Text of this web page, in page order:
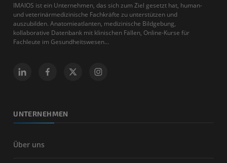
IMAIOS ist ein Unternehmen, das sich zum Ziel gesetzt hat, human-
und veterinärmedizinische Fachkräfte zu unterstützen und
auszubilden. Anatomieatlanten, medizinische Bildgebung,
kollaborative Datenbank mit klinischen Fällen, Online-Kurse für
Fachleute im Gesundheitswesen...
UNTERNEHMEN
Über uns